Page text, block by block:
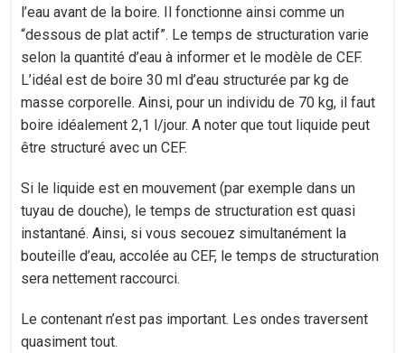
l’eau avant de la boire. Il fonctionne ainsi comme un
“dessous de plat actif”. Le temps de structuration varie
selon la quantité d’eau à informer et le modèle de CEF.
L’idéal est de boire 30 ml d’eau structurée par kg de
masse corporelle. Ainsi, pour un individu de 70 kg, il faut
boire idéalement 2,1 l/jour. A noter que tout liquide peut
être structuré avec un CEF.
Si le liquide est en mouvement (par exemple dans un
tuyau de douche), le temps de structuration est quasi
instantané. Ainsi, si vous secouez simultanément la
bouteille d’eau, accolée au CEF, le temps de structuration
sera nettement raccourci.
Le contenant n’est pas important. Les ondes traversent
quasiment tout.